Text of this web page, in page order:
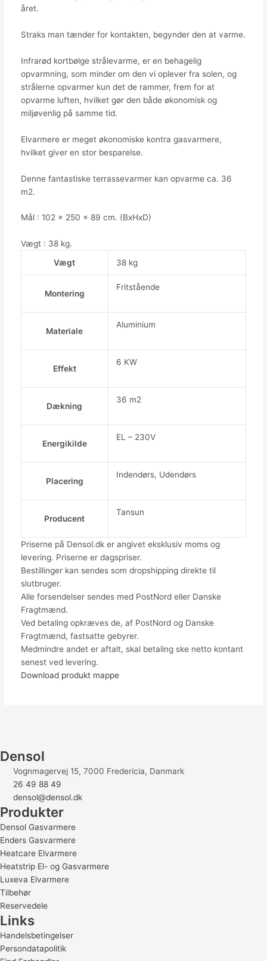
året.
Straks man tænder for kontakten, begynder den at varme.
Infrarød kortbølge strålevarme, er en behagelig
opvarmning, som minder om den vi oplever fra solen, og
strålerne opvarmer kun det de rammer, frem for at
opvarme luften, hvilket gør den både økonomisk og
miljøvenlig på samme tid.
Elvarmere er meget økonomiske kontra gasvarmere,
hvilket giver en stor besparelse.
Denne fantastiske terrassevarmer kan opvarme ca. 36
m2.
Mål : 102 x 250 x 89 cm. (BxHxD)
Vægt : 38 kg.
Vægt
38 kg
Montering
Fritstående
Materiale
Aluminium
Effekt
6 KW
Dækning
36 m2
Energikilde
EL – 230V
Placering
Indendørs, Udendørs
Producent
Tansun
Priserne på Densol.dk er angivet eksklusiv moms og
levering. Priserne er dagspriser.
Bestillinger kan sendes som dropshipping direkte til
slutbruger.
Alle forsendelser sendes med PostNord eller Danske
Fragtmænd.
Ved betaling opkræves de, af PostNord og Danske
Fragtmænd, fastsatte gebyrer.
Medmindre andet er aftalt, skal betaling ske netto kontant
senest ved levering.
Download produkt mappe
Densol
Vognmagervej 15, 7000 Fredericia, Danmark
26 49 88 49
densol@densol.dk
Produkter
Densol Gasvarmere
Enders Gasvarmere
Heatcare Elvarmere
Heatstrip El- og Gasvarmere
Luxeva Elvarmere
Tilbehør
Reservedele
Links
Handelsbetingelser
Persondatapolitik